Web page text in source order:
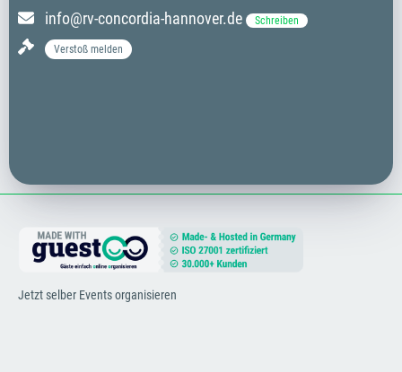
info@rv-concordia-hannover.de Schreiben
Verstoß melden
Jetzt selber Events organisieren